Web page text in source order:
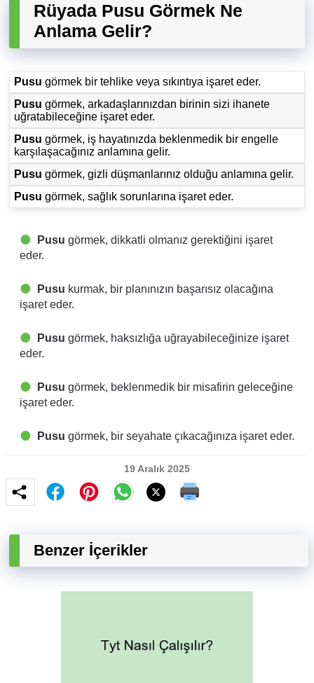
Rüyada Pusu Görmek Ne
Anlama Gelir?
Pusu görmek bir tehlike veya sıkıntıya işaret eder.
Pusu görmek, arkadaşlarınızdan birinin sizi ihanete
uğratabileceğine işaret eder.
Pusu görmek, iş hayatınızda beklenmedik bir engelle
karşılaşacağınız anlamına gelir.
Pusu görmek, gizli düşmanlarınız olduğu anlamına gelir.
Pusu görmek, sağlık sorunlarına işaret eder.
Pusu görmek, dikkatli olmanız gerektiğini işaret
eder.
Pusu kurmak, bir planınızın başarısız olacağına
işaret eder.
Pusu görmek, haksızlığa uğrayabileceğinize işaret
eder.
Pusu görmek, beklenmedik bir misafirin geleceğine
işaret eder.
Pusu görmek, bir seyahate çıkacağınıza işaret eder.
19 Aralık 2025
Benzer İçerikler